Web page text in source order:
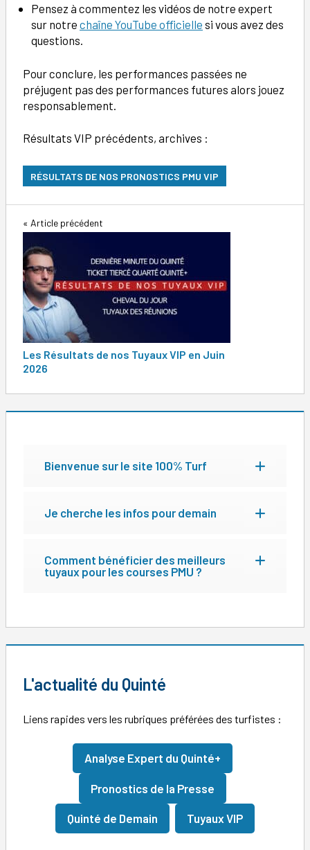
Pensez à commentez les vidéos de notre expert
sur notre chaîne YouTube officielle si vous avez des
questions.
Pour conclure, les performances passées ne
préjugent pas des performances futures alors jouez
responsablement.
Résultats VIP précédents, archives :
RÉSULTATS DE NOS PRONOSTICS PMU VIP
Navigation
de
l’article
Article précédent
Les Résultats de nos Tuyaux VIP en Juin
2026
Bienvenue sur le site 100% Turf
Je cherche les infos pour demain
Comment bénéficier des meilleurs
tuyaux pour les courses PMU ?
L'actualité du Quinté
Liens rapides vers les rubriques préférées des turfistes :
Analyse Expert du Quinté+
Pronostics de la Presse
Quinté de Demain Tuyaux VIP